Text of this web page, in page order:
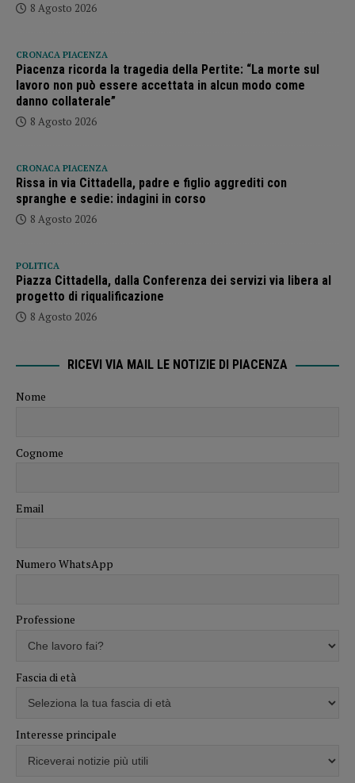
8 Agosto 2026
CRONACA PIACENZA
Piacenza ricorda la tragedia della Pertite: “La morte sul
lavoro non può essere accettata in alcun modo come
danno collaterale”
8 Agosto 2026
CRONACA PIACENZA
Rissa in via Cittadella, padre e figlio aggrediti con
spranghe e sedie: indagini in corso
8 Agosto 2026
POLITICA
Piazza Cittadella, dalla Conferenza dei servizi via libera al
progetto di riqualificazione
8 Agosto 2026
RICEVI VIA MAIL LE NOTIZIE DI PIACENZA
Nome
Cognome
Email
Numero WhatsApp
Professione
Fascia di età
Interesse principale